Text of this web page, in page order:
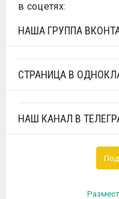
в соцетях:
НАША ГРУППА
СТРАНИЦА В
НАШ КАНАЛ В